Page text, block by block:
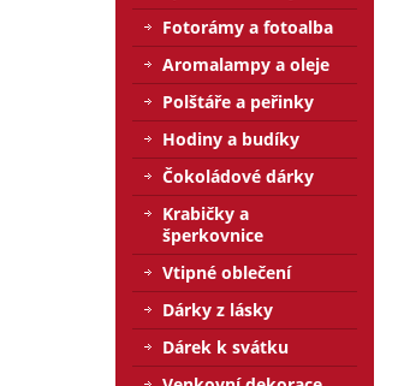
Fotorámy a fotoalba
Aromalampy a oleje
Polštáře a peřinky
Hodiny a budíky
Čokoládové dárky
Krabičky a
šperkovnice
Vtipné oblečení
Dárky z lásky
Dárek k svátku